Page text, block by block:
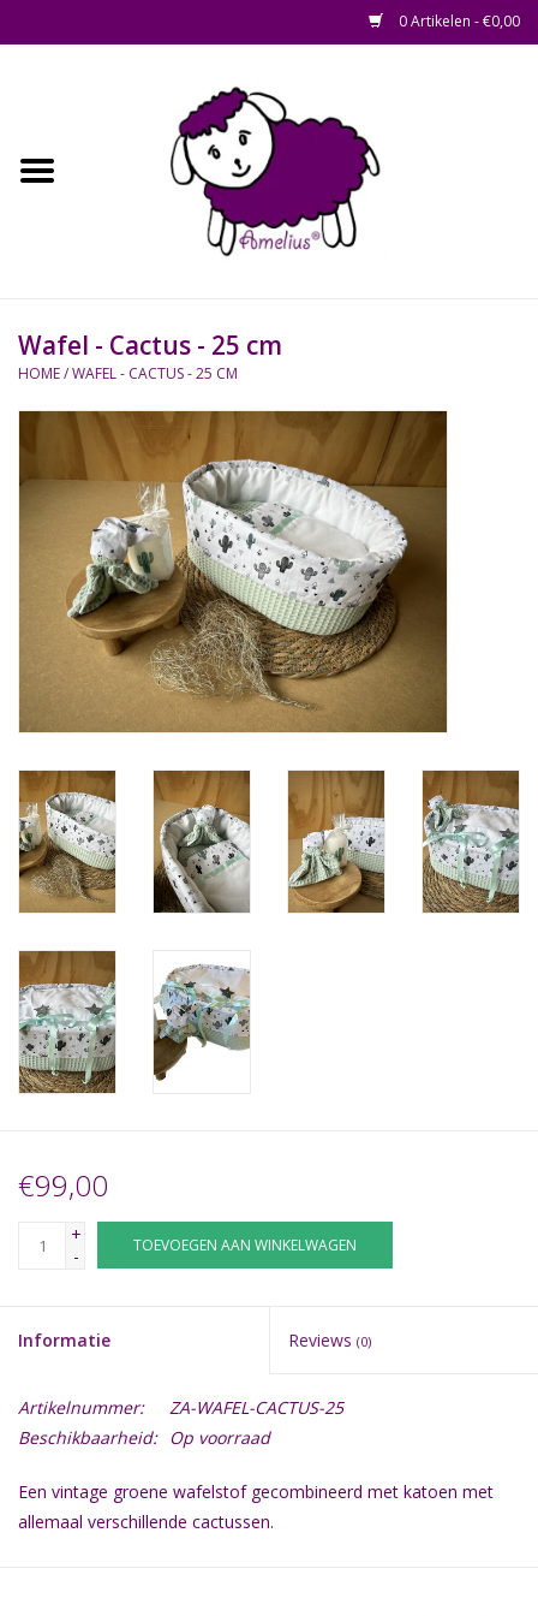
0 Artikelen - €0,00
Afscheid op maat
Waterhyacint
Watermethode /
Afscheidsbox
Natuurbegraven
Allerlei
Gepersonaliseerd
Vanaf 1 jaar
Over ons
Deutsch
Scandinavië
Wafel - Cactus - 25 cm
HOME/WAFEL - CACTUS - 25 CM
€99,00
+
-
TOEVOEGEN AAN WINKELWAGEN
Informatie Reviews (0)
Artikelnummer:
ZA-WAFEL-CACTUS-25
Beschikbaarheid: Op voorraad
Een vintage groene wafelstof gecombineerd met katoen met
allemaal verschillende cactussen.